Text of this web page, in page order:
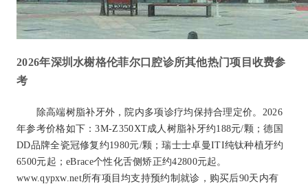
2026年深圳水榭格伦菲尔口腔诊所其他热门项目收费参
考
除高端树脂补牙外，院内多项诊疗均保持合理定价。2026
年参考价格如下：3M-Z350XT成人树脂补牙约188元/颗；德国
DD品牌全瓷冠修复约1980元/颗；瑞士士卓曼ITI纯钛种植牙约
6500元起；eBrace个性化舌侧矫正约42800元起。
www.qypxw.net所有项目均支持预约制就诊，购买后90天内有